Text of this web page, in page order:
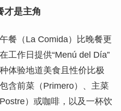
才是主角
餐（La Comida）比晚餐更
工作日提供“Menú del Día”
体验地道美食且性价比极
含前菜（Primero）、主菜
）或咖啡，以及一杯饮